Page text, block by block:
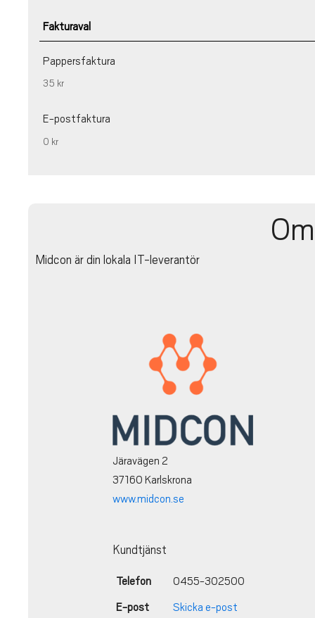
Fakturaval
Pappersfaktura
35 kr
E-postfaktura
0 kr
Midcon är din lokala IT-leverantör
Järavägen 2
37160 Karlskrona
www.midcon.se
Kundtjänst
Telefon 0455-302500
E-post Skicka e-post